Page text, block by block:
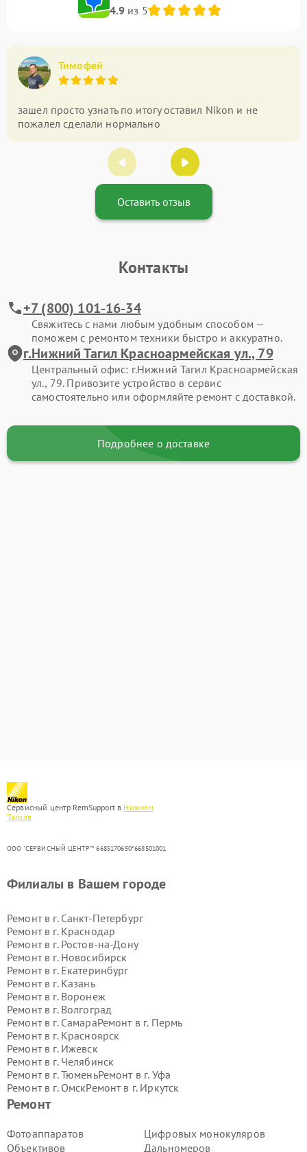
4.9из 5
Тимофей
зашел просто узнать по итогу оставил Nikon и не
пожалел сделали нормально
Оставить отзыв
Контакты
+7 (800) 101-16-34
Свяжитесь с нами любым удобным способом —
поможем с ремонтом техники быстро и аккуратно.
г.Нижний Тагил Красноармейская ул., 79
Центральный офис: г.Нижний Тагил Красноармейская
ул., 79. Привозите устройство в сервис
самостоятельно или оформляйте ремонт с доставкой.
Подробнее о доставке
Сервисный центр RemSupport в Нижнем
Тагиле
ООО "СЕРВИСНЫЙ ЦЕНТР"* 6685170650*668501001
Ремонт
Фотоаппаратов
Объективов
Цифровых монокуляров
Дальномеров
Филиалы в Вашем городе
Ремонт в г. Санкт-Петербург
Ремонт в г. Краснодар
Ремонт в г. Ростов-на-Дону
Ремонт в г. Новосибирск
Ремонт в г. Екатеринбург
Ремонт в г. Казань
Ремонт в г. Воронеж
Ремонт в г. Волгоград
Ремонт в г. СамараРемонт в г. Пермь
Ремонт в г. Красноярск
Ремонт в г. Ижевск
Ремонт в г. Челябинск
Ремонт в г.ТюменьРемонт в г. Уфа
Ремонт в г. ОмскРемонт в г. Иркутск
Ремонт в г.
Ремонт в г.
Ремонт в г.Тольятти